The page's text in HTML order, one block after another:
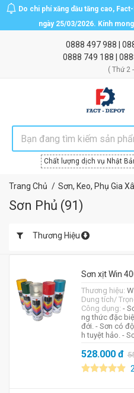
Do chi phí xăng dầu tăng cao,
ngày 25/03/2026. Kính
0888 497 988
0888 749 188
( Thứ 2
Chất lượng dịch vụ Nhật
Trang Chủ Sơn, Keo, Phụ Gia
Sơn Phủ (91)
Thương Hiệu
Sơn xịt Win
Thương hiệu:
Dung tích/
Công dụng: -
ng thức đặc
đới. - Sơn có
h tuyệt hảo. -
528.000đ
2